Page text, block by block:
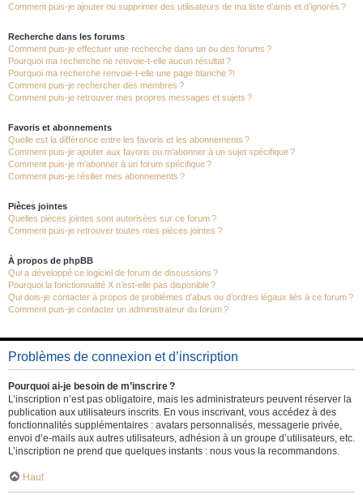
Comment puis-je ajouter ou supprimer des utilisateurs de ma liste d’amis et d’ignorés ?
Recherche dans les forums
Comment puis-je effectuer une recherche dans un ou des forums ?
Pourquoi ma recherche ne renvoie-t-elle aucun résultat ?
Pourquoi ma recherche renvoie-t-elle une page blanche ?!
Comment puis-je rechercher des membres ?
Comment puis-je retrouver mes propres messages et sujets ?
Favoris et abonnements
Quelle est la différence entre les favoris et les abonnements ?
Comment puis-je ajouter aux favoris ou m’abonner à un sujet spécifique ?
Comment puis-je m’abonner à un forum spécifique ?
Comment puis-je résilier mes abonnements ?
Pièces jointes
Quelles pièces jointes sont autorisées sur ce forum ?
Comment puis-je retrouver toutes mes pièces jointes ?
À propos de phpBB
Qui a développé ce logiciel de forum de discussions ?
Pourquoi la fonctionnalité X n’est-elle pas disponible ?
Qui dois-je contacter à propos de problèmes d’abus ou d’ordres légaux liés à ce forum ?
Comment puis-je contacter un administrateur du forum ?
Problèmes de connexion et d’inscription
Pourquoi ai-je besoin de m’inscrire ?
L’inscription n’est pas obligatoire, mais les administrateurs peuvent réserver la
publication aux utilisateurs inscrits. En vous inscrivant, vous accédez à des
fonctionnalités supplémentaires : avatars personnalisés, messagerie privée,
envoi d’e-mails aux autres utilisateurs, adhésion à un groupe d’utilisateurs, etc.
L’inscription ne prend que quelques instants : nous vous la recommandons.
Haut